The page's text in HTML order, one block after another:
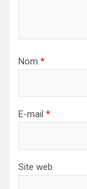
Nom *
E-mail *
Site web